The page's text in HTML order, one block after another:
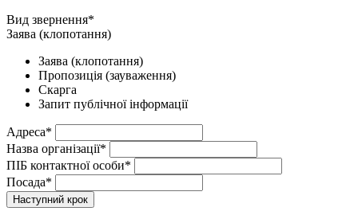
Вид звернення*
Заява (клопотання)
Заява (клопотання)
Пропозиція (зауваження)
Скарга
Запит публічної інформації
Адреса*
Назва організації*
ПІБ контактної особи*
Посада*
Наступний крок